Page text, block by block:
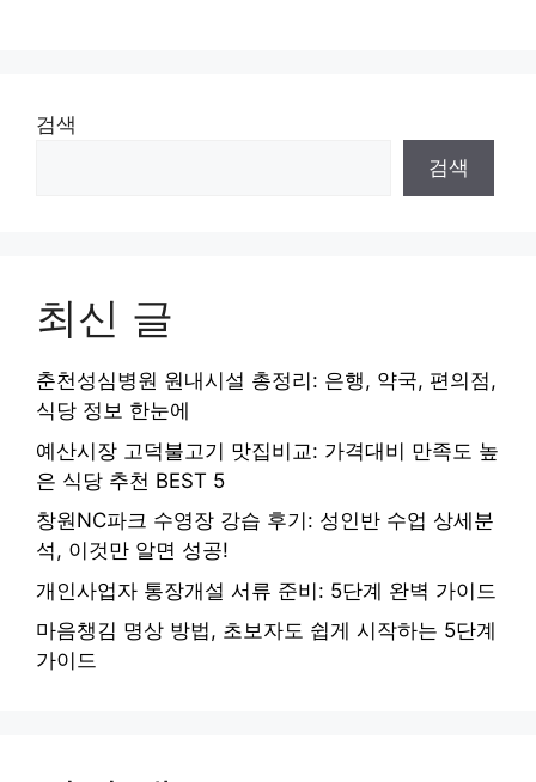
검색
검색
최신 글
춘천성심병원 원내시설 총정리: 은행, 약국, 편의점,
식당 정보 한눈에
예산시장 고덕불고기 맛집비교: 가격대비 만족도 높
은 식당 추천 BEST 5
창원NC파크 수영장 강습 후기: 성인반 수업 상세분
석, 이것만 알면 성공!
개인사업자 통장개설 서류 준비: 5단계 완벽 가이드
마음챙김 명상 방법, 초보자도 쉽게 시작하는 5단계
가이드